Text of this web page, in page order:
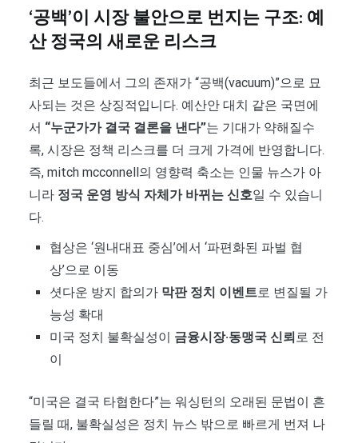
‘공백’이 시장 불안으로 번지는 구조: 예
산 정국의 새로운 리스크
최근 보도들에서 그의 존재가 “공백(vacuum)”으로 묘
사되는 것은 상징적입니다. 예산안 대치 같은 국면에
서 “누군가가 결국 결론을 낸다”는 기대가 약해질수
록, 시장은 정책 리스크를 더 크게 가격에 반영합니다.
즉, mitch mcconnell의 영향력 축소는 인물 뉴스가 아
니라 정국 운영 방식 자체가 바뀌는 신호일 수 있습니
다.
협상은 ‘원내대표 중심’에서 ‘파편화된 파벌 협
상’으로 이동
셧다운 방지 합의가 막판 정치 이벤트로 변질될 가
능성 확대
미국 정치 불확실성이 금융시장·동맹국 신뢰 로 전
이
“미국은 결국 타협한다”는 워싱턴의 오래된 문법이 흔
들릴 때, 불확실성은 정치 뉴스 밖으로 빠르게 번져 나